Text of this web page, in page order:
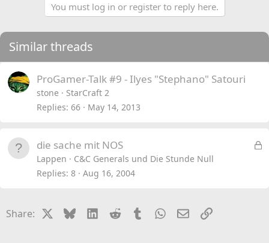
You must log in or register to reply here.
Similar threads
ProGamer-Talk #9 - Ilyes "Stephano" Satouri
stone
StarCraft 2
Replies 66 May 14, 2013
L
die sache mit NOS
Lappen
C&C Generals und Die Stunde Null
Replies 8 Aug 16, 2004
Share: BlueskyLinkedIn
Reddit TumblrWhatsApp
EmailLink